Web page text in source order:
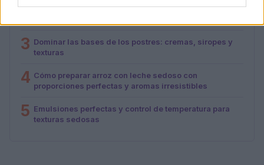
2 Día mundial de la tarta de queso 2026: recetas y
3 Dominar las bases de los postres: cremas, siropes y
texturas
4 Cómo preparar arroz con leche sedoso con
proporciones perfectas y aromas irresistibles
5 Emulsiones perfectas y control de temperatura para
texturas sedosas